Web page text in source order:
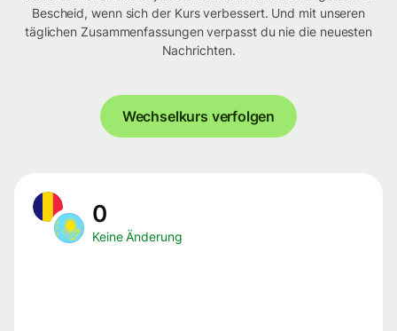
Bescheid, wenn sich der Kurs verbessert. Und mit unseren
täglichen Zusammenfassungen verpasst du nie die neuesten
Nachrichten.
Wechselkurs verfolgen
0
Keine Änderung